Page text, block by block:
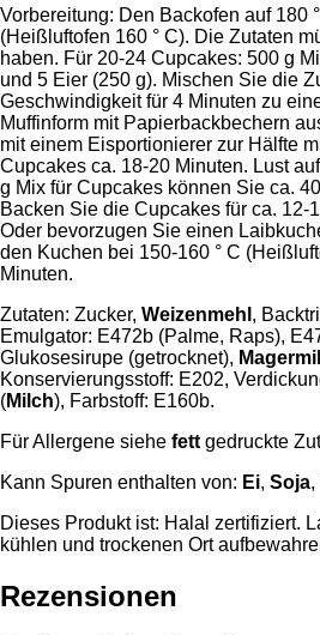
Vorbereitung: Den Backofen auf 180
(Heißluftofen 160 ° C). Die Zutaten
haben. Für 20-24 Cupcakes: 500 g
und 5 Eier (250 g). Mischen Sie die
Geschwindigkeit für 4 Minuten zu
Muffinform mit Papierbackbechern
mit einem Eisportionierer zur Hälfte
Cupcakes ca. 18-20 Minuten. Lust
g Mix für Cupcakes können Sie ca.
Backen Sie die Cupcakes für ca. 12-
Oder bevorzugen Sie einen
den Kuchen bei 150-160 ° C
Minuten.
Zutaten: Zucker, Weizenmehl ,
Emulgator: E472b (Palme, Raps),
Glukosesirupe (getrocknet),
Konservierungsstoff: E202,
(Milch), Farbstoff: E160b.
Für Allergene siehe fett gedruckte
Kann Spuren enthalten von: Ei, Soja,
Dieses Produkt ist: Halal zertifiziert.
kühlen und trockenen Ort
Rezensionen